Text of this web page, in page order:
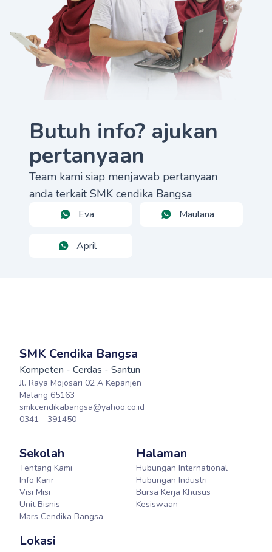
Butuh info? ajukan
pertanyaan
Team kami siap menjawab pertanyaan
anda terkait SMK cendika Bangsa
Eva Maulana
April
SMK Cendika Bangsa
Kompeten - Cerdas - Santun
Jl. Raya Mojosari 02 A Kepanjen
Malang 65163
smkcendikabangsa@yahoo.co.id
0341 - 391450
Sekolah
Tentang Kami
Info Karir
Visi Misi
Unit Bisnis
Mars Cendika Bangsa
Halaman
Hubungan International
Hubungan Industri
Bursa Kerja Khusus
Kesiswaan
Lokasi